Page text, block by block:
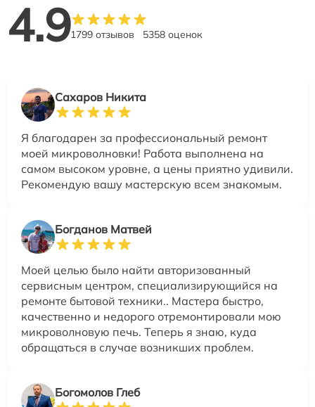
4.91799 отзывов 5358 оценок
Сахаров Никита
Я благодарен за профессиональный ремонт
моей микроволновки! Работа выполнена на
самом высоком уровне, а цены приятно удивили.
Рекомендую вашу мастерскую всем знакомым.
Богданов Матвей
Моей целью было найти авторизованный
сервисным центром, специализирующийся на
ремонте бытовой техники.. Мастера быстро,
качественно и недорого отремонтировали мою
микроволновую печь. Теперь я знаю, куда
обращаться в случае возникших проблем.
Богомолов Глеб